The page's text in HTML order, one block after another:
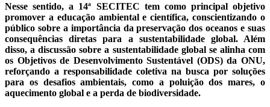
Nesse sentido, a 14ª SECITEC tem como principal objetivo
promover a educação ambiental e científica, conscientizando o
público sobre a importância da preservação dos oceanos e suas
consequências diretas para a sustentabilidade global. Além
disso, a discussão sobre a sustentabilidade global se alinha com
os Objetivos de Desenvolvimento Sustentável (ODS) da ONU,
reforçando a responsabilidade coletiva na busca por soluções
para os desafios ambientais, como a poluição dos mares, o
aquecimento global e a perda de biodiversidade.